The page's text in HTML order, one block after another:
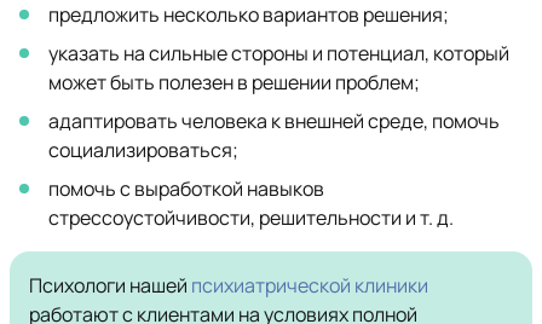
предложить несколько вариантов решения;
указать на сильные стороны и потенциал, который
может быть полезен в решении проблем;
адаптировать человека к внешней среде, помочь
социализироваться;
помочь с выработкой навыков
стрессоустойчивости, решительности и т. д.
Психологи нашей психиатрической клиники
работают с клиентами на условиях полной